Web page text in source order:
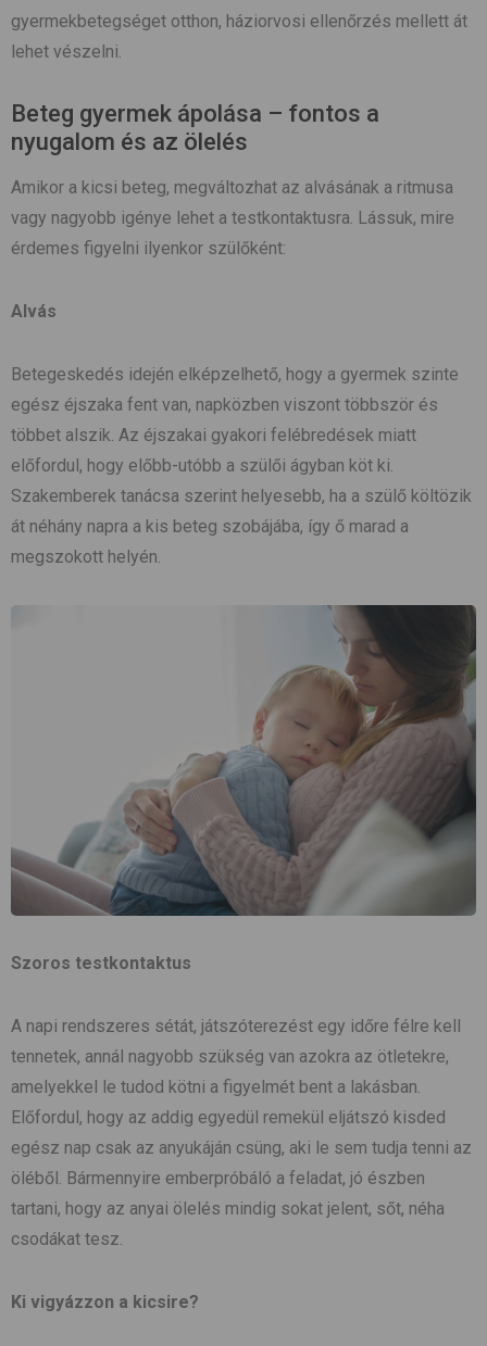
gyermekbetegséget otthon, háziorvosi ellenőrzés mellett át
lehet vészelni.
Beteg gyermek ápolása – fontos a
nyugalom és az ölelés
Amikor a kicsi beteg, megváltozhat az alvásának a ritmusa
vagy nagyobb igénye lehet a testkontaktusra. Lássuk, mire
érdemes figyelni ilyenkor szülőként:
Alvás
Betegeskedés idején elképzelhető, hogy a gyermek szinte
egész éjszaka fent van, napközben viszont többször és
többet alszik. Az éjszakai gyakori felébredések miatt
előfordul, hogy előbb-utóbb a szülői ágyban köt ki.
Szakemberek tanácsa szerint helyesebb, ha a szülő költözik
át néhány napra a kis beteg szobájába, így ő marad a
megszokott helyén.
Szoros testkontaktus
A napi rendszeres sétát, játszóterezést egy időre félre kell
tennetek, annál nagyobb szükség van azokra az ötletekre,
amelyekkel le tudod kötni a figyelmét bent a lakásban.
Előfordul, hogy az addig egyedül remekül eljátszó kisded
egész nap csak az anyukáján csüng, aki le sem tudja tenni az
öléből. Bármennyire emberpróbáló a feladat, jó észben
tartani, hogy az anyai ölelés mindig sokat jelent, sőt, néha
csodákat tesz.
Ki vigyázzon a kicsire?